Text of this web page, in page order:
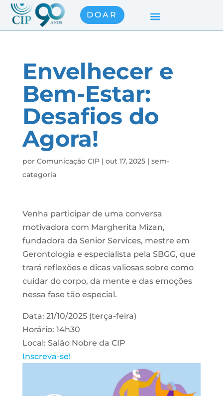
DOAR
Envelhecer e
Bem-Estar:
Desafios do
Agora!
por Comunicação CIP| out 17, 2025| sem-
categoria
Venha participar de uma conversa
motivadora com Margherita Mizan,
fundadora da Senior Services, mestre em
Gerontologia e especialista pela SBGG, que
trará reflexões e dicas valiosas sobre como
cuidar do corpo, da mente e das emoções
nessa fase tão especial.
Data: 21/10/2025 (terça-feira)
Horário: 14h30
Local: Salão Nobre da CIP
Inscreva-se!